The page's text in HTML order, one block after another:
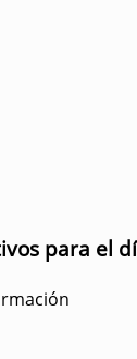
para el